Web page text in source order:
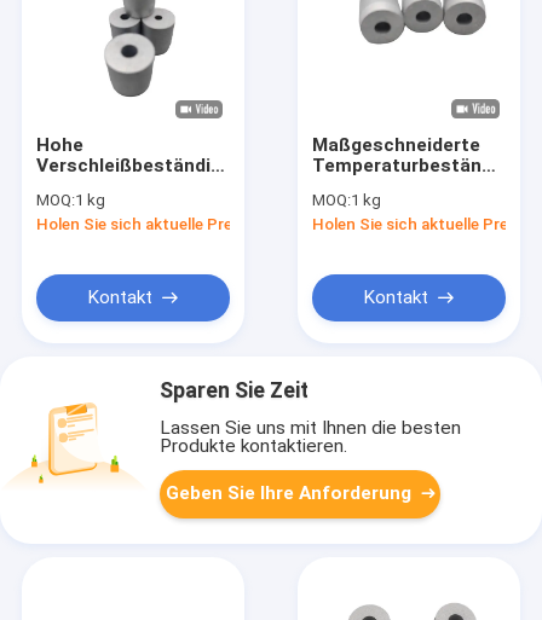
Hohe
Verschleißbeständigkeit
Rundkaltkopfdüschen
für eine längere
MOQ:1 kg
Holen Sie sich aktuelle Preis
Kontakt
Maßgeschneiderte
Temperaturbeständigkeit
Kaltkopf-Düschen für
eine längere
MOQ:1 kg
Holen Sie sich aktuelle Preis
Kontakt
Sparen Sie Zeit
Lassen Sie uns mit Ihnen die besten
Produkte kontaktieren.
Geben Sie Ihre Anforderung